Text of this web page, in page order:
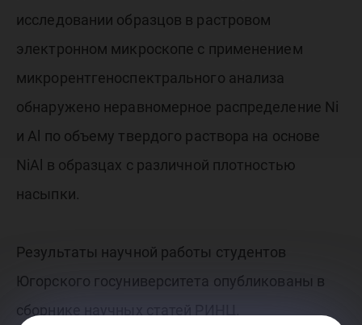
исследовании образцов в растровом
электронном микроскопе с применением
микрорентгеноспектрального анализа
обнаружено неравномерное распределение Ni
и Al по объему твердого раствора на основе
NiAl в образцах с различной плотностью
насыпки.
Результаты научной работы студентов
Югорского госуниверситета опубликованы в
сборнике научных статей РИНЦ.